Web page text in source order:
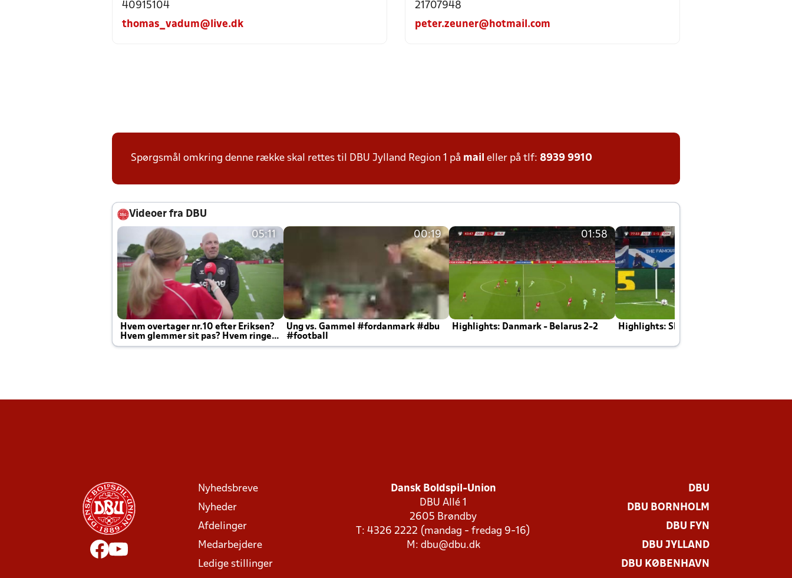
40915104
thomas_vadum@live.dk
21707948
peter.zeuner@hotmail.com
Spørgsmål omkring denne række skal rettes til DBU Jylland Region 1 på mail eller på tlf: 8939 9910
Videoer fra DBU
05:11
Hvem overtager nr.10 efter Eriksen?
Hvem glemmer sit pas? Hvem ringer
Joachim altid til efter kampe?
00:19
Ung vs. Gammel #fordanmark #dbu
#football
01:58
Highlights: Danmark - Belarus 2-2 Highlights: Skotland - Danmark 4-2
Nyhedsbreve
Nyheder
Afdelinger
Medarbejdere
Ledige stillinger
Dansk Boldspil-Union
DBU Allé 1
2605 Brøndby
T: 4326 2222 (mandag - fredag 9-16)
M: dbu@dbu.dk
DBU
DBU BORNHOLM
DBU FYN
DBU JYLLAND
DBU KØBENHAVN